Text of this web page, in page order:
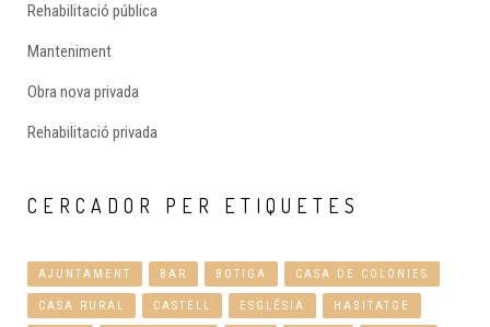
Rehabilitació pública
Manteniment
Obra nova privada
Rehabilitació privada
CERCADOR PER ETIQUETES
AJUNTAMENT BAR BOTIGA CASA DE COLÒNIES
CASA RURAL CASTELL ESGLÉSIA HABITATGE